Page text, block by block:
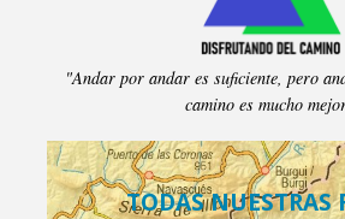
"Andar por andar es suficiente, pero
camino es mucho
TODAS NUESTRAS